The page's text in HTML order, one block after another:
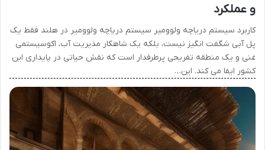
و عملکرد
کاربرد سیستم دریاچه ولوومیر سیستم دریاچه ولوومیر در هلند فقط یک
پل آبی شگفت انگیز نیست، بلکه یک شاهکار مدیریت آب، اکوسیستمی
غنی و یک منطقه تفریحی پرطرفدار است که نقش حیاتی در پایداری این
کشور ایفا می کند. این…